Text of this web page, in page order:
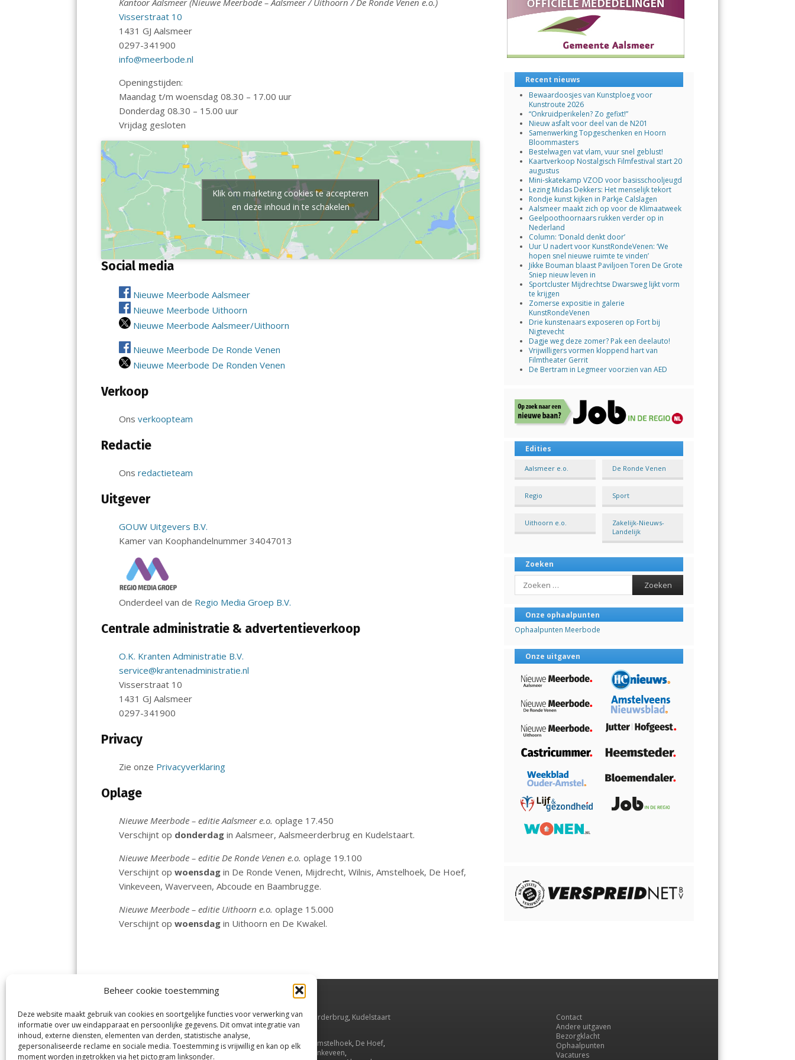
Beheer cookie toestemming
Deze website maakt gebruik van cookies en soortgelijke functies voor verwerking van
informatie over uw eindapparaat en persoonlijke gegevens. Dit omvat integratie van
inhoud, externe diensten, elementen van derden, statistische analyse,
gepersonaliseerde reclame en sociale media. Toestemming is vrijwillig en kan op elk
moment worden ingetrokken via het pictogram linksonder.
o
o
k
A
p
p
Visserstraat 10
1431 GJ Aalsmeer
0297-341900
info@meerbode.nl
Openingstijden:
Maandag t/m woensdag 08.30 – 17.00 uur
Donderdag 08.30 – 15.00 uur
Vrijdag gesloten
Klik om marketing cookies te accepteren
en deze inhoud in te schakelen
Social media
Nieuwe Meerbode Aalsmeer
Nieuwe Meerbode Uithoorn
Nieuwe Meerbode Aalsmeer/Uithoorn
Nieuwe Meerbode De Ronde Venen
Nieuwe Meerbode De Ronden Venen
Verkoop
Onsverkoopteam
Redactie
Onsredactieteam
Uitgever
GOUW Uitgevers B.V.
Kamer van Koophandelnummer 34047013
Onderdeel van de Regio Media Groep B.V.
Centrale administratie & advertentieverkoop
O.K. Kranten Administratie B.V.
service@krantenadministratie.nl
Visserstraat 10
1431 GJ Aalsmeer
0297-341900
Privacy
Zie onze Privacyverklaring
Oplage
Nieuwe Meerbode – editie Aalsmeer e.o. oplage 17.450
Verschijnt op donderdag in Aalsmeer, Aalsmeerderbrug en Kudelstaart.
Nieuwe Meerbode – editie De Ronde Venen e.o. oplage 19.100
Verschijnt opwoensdag in De Ronde Venen, Mijdrecht, Wilnis, Amstelhoek, De Hoef,
Vinkeveen, Waverveen, Abcoude en Baambrugge.
Nieuwe Meerbode – editie Uithoorn e.o. oplage 15.000
Verschijnt opwoensdag in Uithoorn en De Kwakel.
Recent nieuws
Bewaardoosjes van Kunstploeg voor
Kunstroute 2026
“Onkruidperikelen? Zo gefixt!”
Nieuw asfalt voor deel van de N201
Samenwerking Topgeschenken en Hoorn
Bloommasters
Bestelwagen vat vlam, vuur snel geblust!
Kaartverkoop Nostalgisch Filmfestival start 20
augustus
Mini-skatekamp VZOD voor basisschooljeugd
Lezing Midas Dekkers: Het menselijk tekort
Rondje kunst kijken in Parkje Calslagen
Aalsmeer maakt zich op voor de Klimaatweek
Geelpoothoornaars rukken verder op in
Nederland
Column: ‘Donald denkt door’
Uur U nadert voor KunstRondeVenen: ‘We
hopen snel nieuwe ruimte te vinden’
Jikke Bouman blaast Paviljoen Toren De Grote
Sniep nieuw leven in
Sportcluster Mijdrechtse Dwarsweg lijkt vorm
te krijgen
Zomerse expositie in galerie
KunstRondeVenen
Drie kunstenaars exposeren op Fort bij
Nigtevecht
Dagje weg deze zomer? Pak een deelauto!
Vrijwilligers vormen kloppend hart van
Filmtheater Gerrit
De Bertram in Legmeer voorzien van AED
Edities
Aalsmeer e.o. De Ronde Venen
Regio Sport
Uithoorn e.o.
Zakelijk-Nieuws-
Landelijk
Zoeken
Search
Onze ophaalpunten
Ophaalpunten Meerbode
Onze uitgaven
De Nieuwe Meerbode
Visserstraat 10
1431 GJ Aalsmeer
0297-341900
info@meerbode.nl
Aalsmeer,Aalsmeerderbrug, Kudelstaart
enOude Meer
De Ronde Venen
Amstelhoek, De Hoef,
Mijdrecht , Vinkeveen,
Contact
Andere uitgaven
Bezorgklacht
Ophaalpunten
Vacatures